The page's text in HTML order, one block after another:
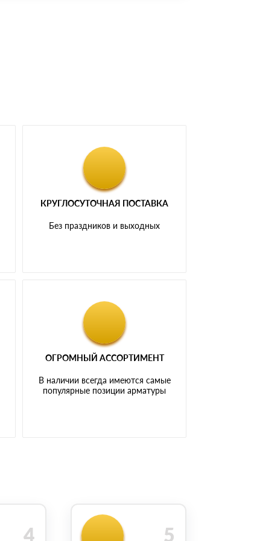
КРУГЛОСУТОЧНАЯ ПОСТАВКА
Без праздников и выходных
ОГРОМНЫЙ АССОРТИМЕНТ
В наличии всегда имеются самые
популярные позиции арматуры